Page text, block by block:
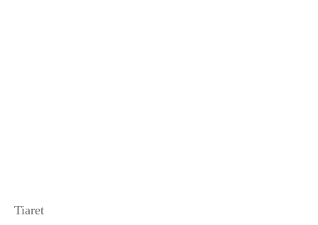
Tiaret